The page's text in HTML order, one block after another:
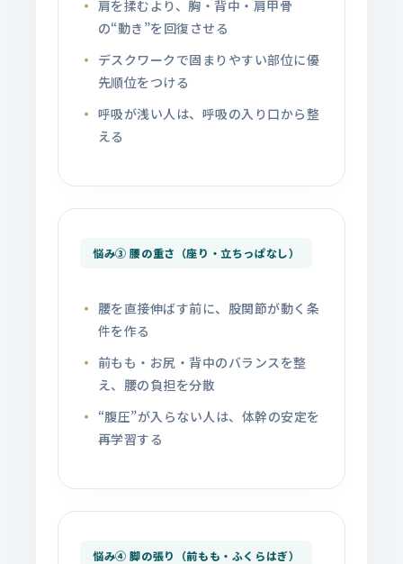
肩を揉むより、胸・背中・肩甲骨
の“動き”を回復させる
デスクワークで固まりやすい部位に優
先順位をつける
呼吸が浅い人は、呼吸の入り口から整
える
悩み③ 腰の重さ（座り・立ちっぱなし）
腰を直接伸ばす前に、股関節が動く条
件を作る
前もも・お尻・背中のバランスを整
え、腰の負担を分散
“腹圧”が入らない人は、体幹の安定を
再学習する
悩み④ 脚の張り（前もも・ふくらはぎ）